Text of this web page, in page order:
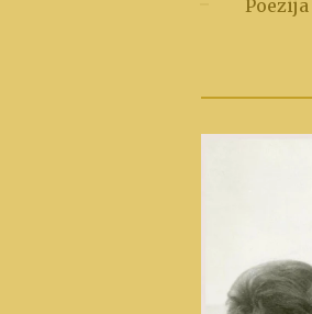
Poezija